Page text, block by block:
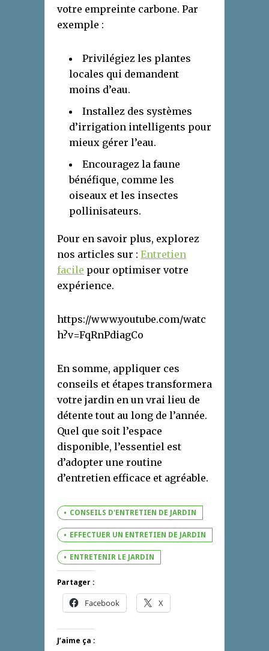
votre empreinte carbone. Par
exemple :
Privilégiez les plantes
locales qui demandent
moins d’eau.
Installez des systèmes
d’irrigation intelligents pour
mieux gérer l’eau.
Encouragez la faune
bénéfique, comme les
oiseaux et les insectes
pollinisateurs.
Pour en savoir plus, explorez
nos articles sur : Entretien
facile pour optimiser votre
expérience.
https://www.youtube.com/watc
h?v=FqRnPdiagCo
En somme, appliquer ces
conseils et étapes transformera
votre jardin en un vrai lieu de
détente tout au long de l’année.
Quel que soit l’espace
disponible, l’essentiel est
d’adopter une routine
d’entretien efficace et agréable.
CONSEILS D'ENTRETIEN DE JARDIN
EFFECTUER UN ENTRETIEN DE JARDIN
ENTRETENIR LE JARDIN
Partager :
Facebook X
J’aime ça :